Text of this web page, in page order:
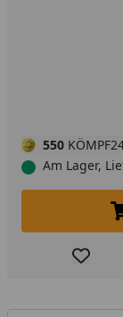
550
Am Lager,